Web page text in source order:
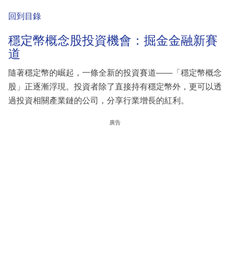
回到目錄
穩定幣概念股投資機會：掘金金融新賽
道
隨著穩定幣的崛起，一條全新的投資賽道——「穩定幣概念
股」正逐漸浮現。投資者除了直接持有穩定幣外，更可以透
過投資相關產業鏈的公司，分享行業增長的紅利。
廣告